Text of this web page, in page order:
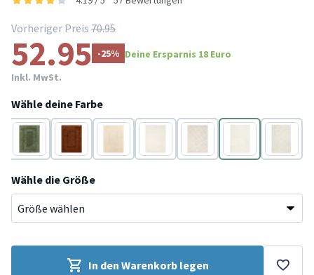
Vorheriger Preis 70.95
52.95 -25% Deine Ersparnis 18 Euro
Inkl. MwSt.
Wähle deine Farbe
Grün TerracottaBeige Creme Creme Creme
Creme
Wähle die Größe
In den Warenkorb legen